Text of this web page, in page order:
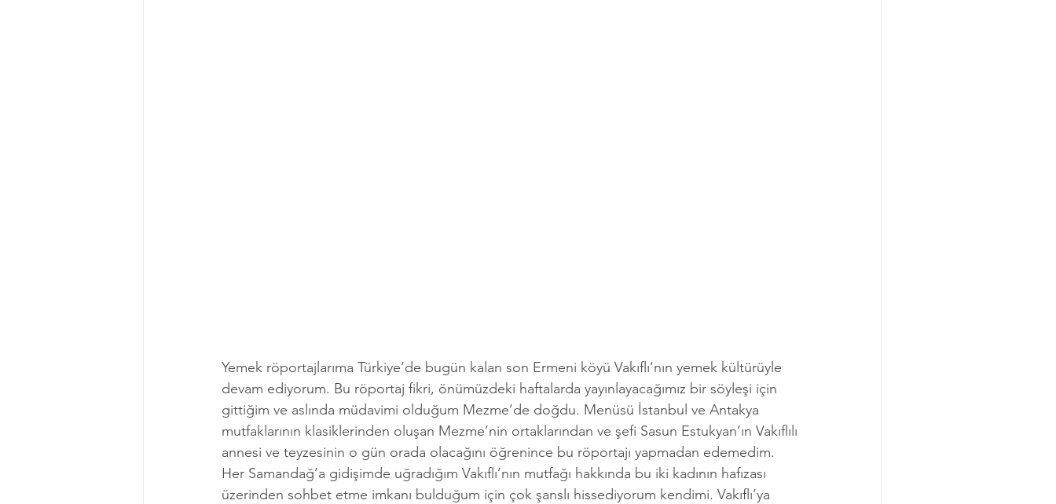
Yemek röportajlarıma Türkiye’de bugün kalan son Ermeni köyü Vakıflı’nın yemek kültürüyle
devam ediyorum. Bu röportaj fikri, önümüzdeki haftalarda yayınlayacağımız bir söyleşi için
gittiğim ve aslında müdavimi olduğum Mezme’de doğdu. Menüsü İstanbul ve Antakya
mutfaklarının klasiklerinden oluşan Mezme’nin ortaklarından ve şefi Sasun Estukyan’ın Vakıflılı
annesi ve teyzesinin o gün orada olacağını öğrenince bu röportajı yapmadan edemedim.
Her Samandağ’a gidişimde uğradığım Vakıflı’nın mutfağı hakkında bu iki kadının hafızası
üzerinden sohbet etme imkanı bulduğum için çok şanslı hissediyorum kendimi. Vakıflı’ya